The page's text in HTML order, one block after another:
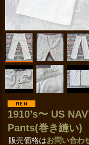
1910’s〜 US
Pants(巻き縫い)
販売価格はお問い合わ